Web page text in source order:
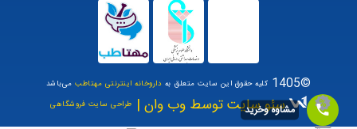
©1405 کلیه حقوق این سایت متعلق به داروخانه اینترنتی مهتاطبمی‌باشد
سئو سایت توسط وب وان | طراحی سایت فروشگاهی مشاوه وخرید